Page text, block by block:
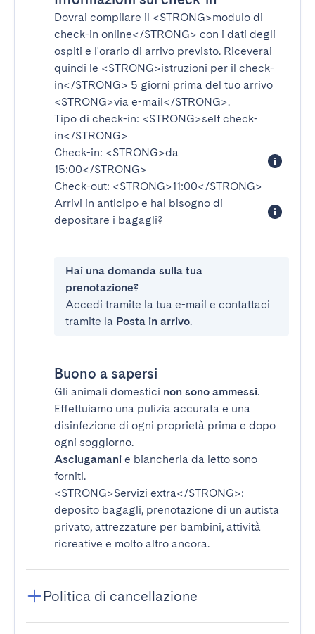
Dovrai compilare il <STRONG>modulo di
check-in online</STRONG> con i dati degli
ospiti e l'orario di arrivo previsto. Riceverai
quindi le <STRONG>istruzioni per il check-
in</STRONG> 5 giorni prima del tuo arrivo
<STRONG>via e-mail</STRONG>.
Tipo di check-in: <STRONG>self check-
in</STRONG>
Check-in: <STRONG>da
15:00</STRONG>
Check-out: <STRONG>11:00</STRONG>
Arrivi in anticipo e hai bisogno di
depositare i bagagli?
Hai una domanda sulla tua
prenotazione?
Accedi tramite la tua e-mail e contattaci
tramite la Posta in arrivo.
Buono a sapersi
Gli animali domestici non sono ammessi.
Effettuiamo una pulizia accurata e una
disinfezione di ogni proprietà prima e dopo
ogni soggiorno.
Asciugamani e biancheria da letto sono
forniti.
<STRONG>Servizi extra</STRONG>:
deposito bagagli, prenotazione di un autista
privato, attrezzature per bambini, attività
ricreative e molto altro ancora.
Politica di cancellazione